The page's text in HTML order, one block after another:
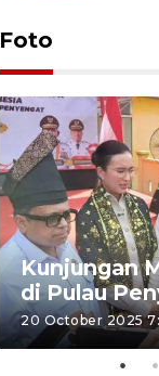
Foto
Kunjungan
di Pulau
20 October 2025